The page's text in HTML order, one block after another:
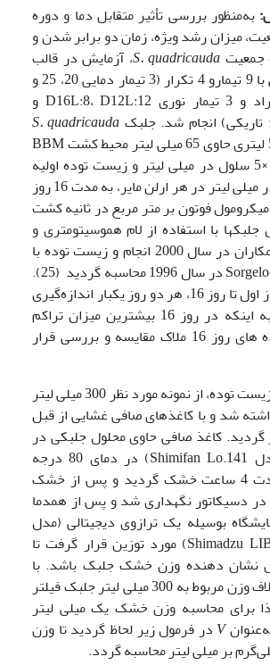
به‌منظور بررسی تأثیر متقابل دما و دوره
میزان رشد ویژه، زمان دو برابر شدن و
جمعیت S. quadricauda، آزمایش در قالب
طرح کاملاً تصادفی با 9 تیمارو 4 تکرار (3 تیمار دمایی 20، 25 و
30 درجه سانتی­گراد و 3 تیمار نوری D16L:8، D12L:12 و
S. quadricauda
در ارلن مایر­های 5 لیتری حاوی 65 میلی لیتر محیط کشت BBM
×5 سلول در میلی لیتر و زیست توده اولیه
012/0 میلی گرم در میلی لیتر در هر ارلن مایر، به مدت 16 روز
در شدت نور 60 میکرومول فوتون بر متر مربع در ثانیه کشت
با استفاده از لام هموسیتومتری و
روش مارتینز و همکاران در سال 2000 انجام و زیست توده با
روش Lavens و Sorgeloos در سال 1996 محاسبه گردید (25).
تراکم جلبک­ها از روز اول تا روز 16، هر دو روز یکبار اندازه‌گیری
شد ولی با توجه به اینکه در روز 16 بیشترین میزان تراکم
مشاهده شد، داده های روز 16 ملاک مقایسه و بررسی قرار
برای اندازه گیری زیست توده، از نمونه مورد نظر 300 میلی لیتر
شد و با کاغذهای صافی غشایی از قبل
گردید. کاغذ صافی حاوی محلول جلبکی در
آون الکتریکی (مدل Shimifan Lo.141) در دمای 80 درجه
سانتی گراد به مدت 4 ساعت خشک گردید و پس از خشک
دسیکاتور نگهداری شد و پس از همدما
بوسیله یک ترازوی دیجیتالی (مدل
Shimadzu LIBROR AEU-210) مورد توزین قرار گرفت تا
نشان دهنده وزن خشک جلبک باشد. با
توجه به اینکه اختلاف وزن مربوط به 300 میلی لیتر جلبک فیلتر
برای محاسبه وزن خشک یک میلی لیتر
V در فرمول زیر لحاظ گردید تا وزن
بر میلی لیتر محاسبه گردد.